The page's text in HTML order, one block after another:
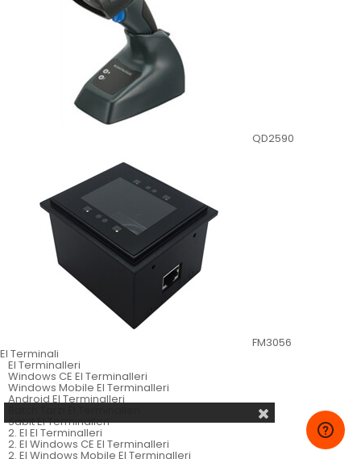
QD2590
FM3056
El Terminali
El Terminalleri
Windows CE El Terminalleri
Windows Mobile El Terminalleri
Android El Terminalleri
Sabit El Terminalleri
2. El El Terminalleri
2. El Windows CE El Terminalleri
2. El Windows Mobile El Terminalleri